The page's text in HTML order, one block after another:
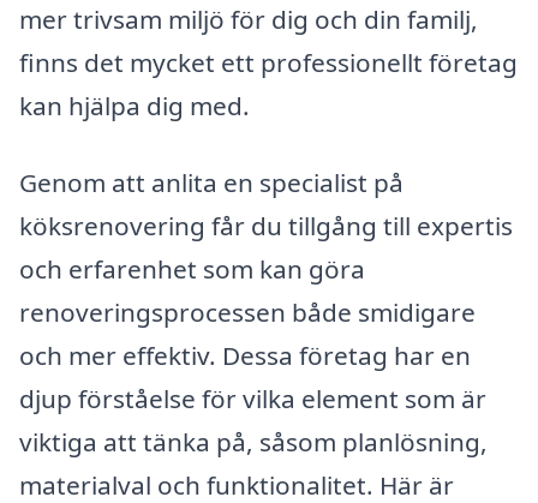
mer trivsam miljö för dig och din familj,
finns det mycket ett professionellt företag
kan hjälpa dig med.
Genom att anlita en specialist på
köksrenovering får du tillgång till expertis
och erfarenhet som kan göra
renoveringsprocessen både smidigare
och mer effektiv. Dessa företag har en
djup förståelse för vilka element som är
viktiga att tänka på, såsom planlösning,
materialval och funktionalitet. Här är